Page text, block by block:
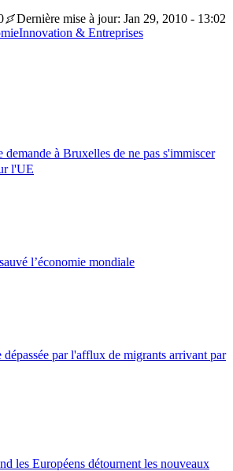
Dernière mise à jour: Jan 29, 2010 - 13:02
Innovation & Entreprises
à Bruxelles de ne pas s'immiscer
l'UE
l’économie mondiale
dépassée par l'afflux de migrants arrivant par
les Européens détournent les nouveaux